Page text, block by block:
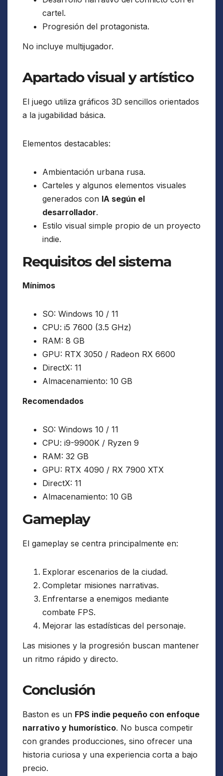
cartel.
Progresión del protagonista.
No incluye multijugador.
Apartado visual y artístico
El juego utiliza gráficos 3D sencillos orientados
a la jugabilidad básica.
Elementos destacables:
Ambientación urbana rusa.
Carteles y algunos elementos visuales
generados con IA según el
desarrollador.
Estilo visual simple propio de un proyecto
indie.
Requisitos del sistema
Mínimos
SO: Windows 10 / 11
CPU: i5 7600 (3.5 GHz)
RAM: 8 GB
GPU: RTX 3050 / Radeon RX 6600
DirectX: 11
Almacenamiento: 10 GB
Recomendados
SO: Windows 10 / 11
CPU: i9-9900K / Ryzen 9
RAM: 32 GB
GPU: RTX 4090 / RX 7900 XTX
DirectX: 11
Almacenamiento: 10 GB
Gameplay
El gameplay se centra principalmente en:
Explorar escenarios de la ciudad.
Completar misiones narrativas.
Enfrentarse a enemigos mediante
combate FPS.
Mejorar las estadísticas del personaje.
Las misiones y la progresión buscan mantener
un ritmo rápido y directo.
Conclusión
Baston es un FPS indie pequeño con enfoque
narrativo y humorístico. No busca competir
con grandes producciones, sino ofrecer una
historia curiosa y una experiencia corta a bajo
precio.